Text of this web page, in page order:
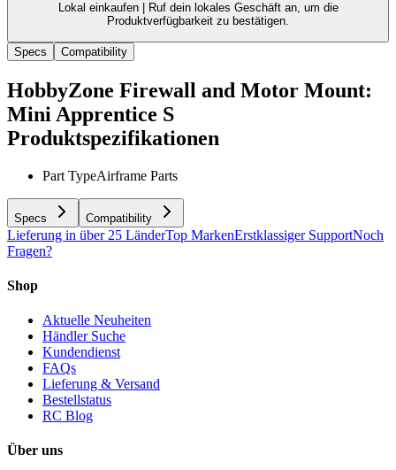
Lokal einkaufen |
Ruf dein lokales Geschäft an, um die
Produktverfügbarkeit zu bestätigen.
Specs Compatibility
HobbyZone Firewall and Motor Mount:
Mini Apprentice S
Produktspezifikationen
Part TypeAirframe Parts
Specs Compatibility
Lieferung in über 25 LänderTop MarkenErstklassiger SupportNoch
Fragen?
Shop
Aktuelle Neuheiten
Händler Suche
Kundendienst
FAQs
Lieferung & Versand
Bestellstatus
RC Blog
Über uns